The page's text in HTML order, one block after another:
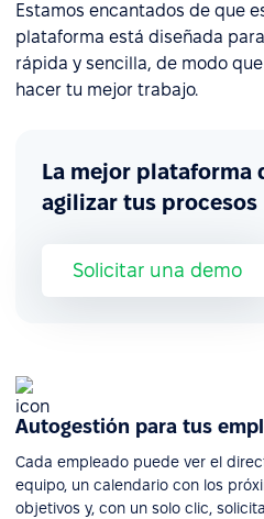
Estamos encantados de que
plataforma está diseñada
rápida y sencilla, de modo
hacer tu mejor trabajo.
La mejor plataforma
agilizar tus procesos
Solicitar una demo
Autogestión para tus
Cada empleado puede ver el
equipo, un calendario con los
objetivos y, con un solo clic,